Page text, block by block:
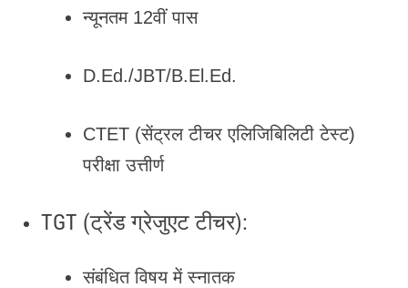
न्यूनतम 12वीं पास
D.Ed./JBT/B.El.Ed.
CTET (सेंट्रल टीचर एलिजिबिलिटी टेस्ट)
परीक्षा उत्तीर्ण
TGT (ट्रेंड ग्रेजुएट टीचर):
संबंधित विषय में स्नातक